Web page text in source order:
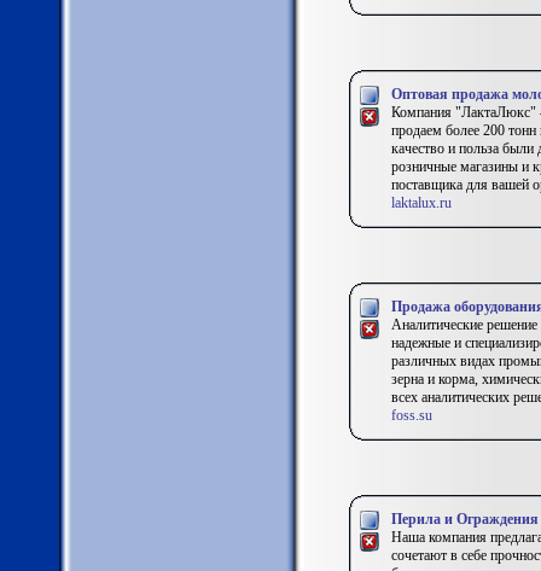
Оптовая продажа
Компания "ЛактаЛюкс"
продаем более 200
качество и польза
розничные магазины и
поставщика для вашей
laktalux.ru
Продажа
Аналитические
надежные и
различных видах
зерна и корма,
всех аналитических
foss.su
Перила и
Наша компания
сочетают в себе